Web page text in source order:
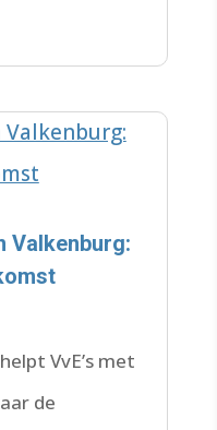
én
besparen.
Valkenburg:
VvE’s met
de